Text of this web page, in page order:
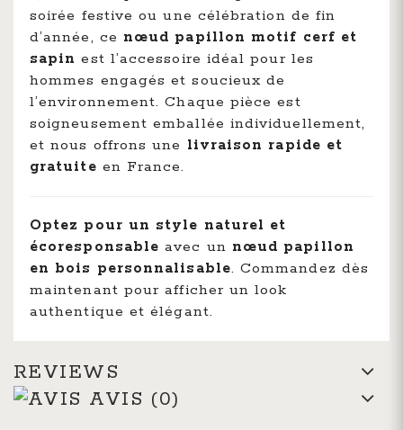
soirée festive ou une célébration de fin
d’année, ce nœud papillon motif cerf et
sapin est l’accessoire idéal pour les
hommes engagés et soucieux de
l’environnement. Chaque pièce est
soigneusement emballée individuellement,
et nous offrons une livraison rapide et
gratuite en France.
Optez pour un style naturel et
écoresponsable avec un nœud papillon
en bois personnalisable. Commandez dès
maintenant pour afficher un look
authentique et élégant.
REVIEWS
AVIS (0)